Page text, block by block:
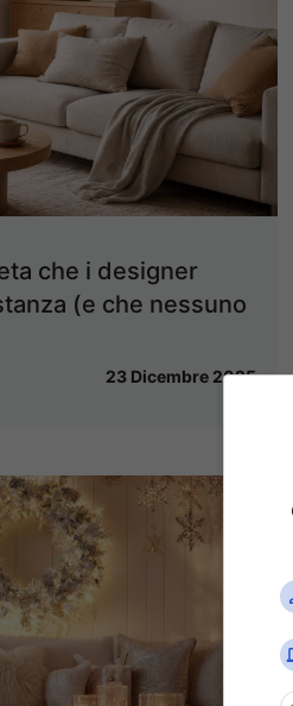
che i designer
(e che nessuno
23 Dicembre 2025